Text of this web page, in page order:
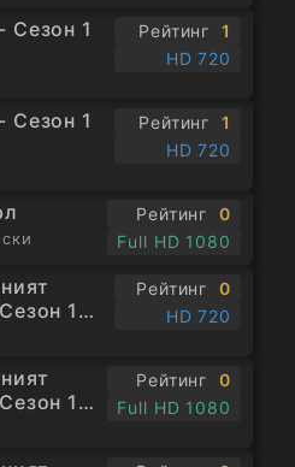
Сезон 1
Рейтинг
1
HD 720
Сезон 1
Рейтинг
1
HD 720
Рейтинг
0
Full HD 1080
1
Рейтинг
0
HD 720
1
Рейтинг
0
Full HD 1080